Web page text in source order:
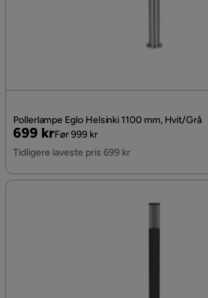
Pollerlampe Eglo Helsinki 1100 mm, Hvit/Grå
Pris
699 kr
Original
Pris
Før 999 kr
Tidligere laveste pris 699 kr